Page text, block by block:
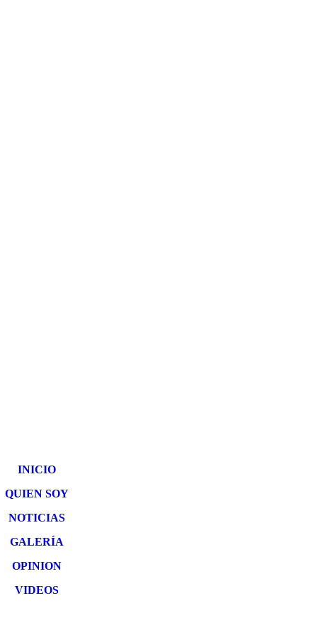
INICIO
QUIEN SOY
NOTICIAS
GALERÍA
OPINION
VIDEOS